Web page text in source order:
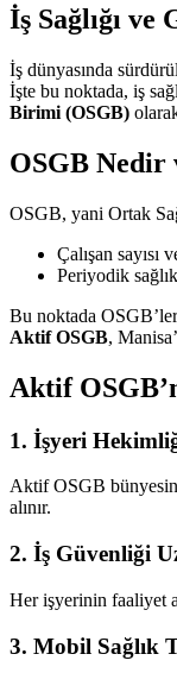
İş Sağlığı
İş dünyasında
İşte bu noktada, iş
Birimi (OSGB)
OSGB Nedir
OSGB, yani Ortak
Çalışan
Periyodik
Bu noktada
Aktif OSGB,
Aktif
1. İşyeri
Aktif OSGB
alınır.
2. İş Güvenliği
Her işyerinin faaliyet
3. Mobil Sağlık